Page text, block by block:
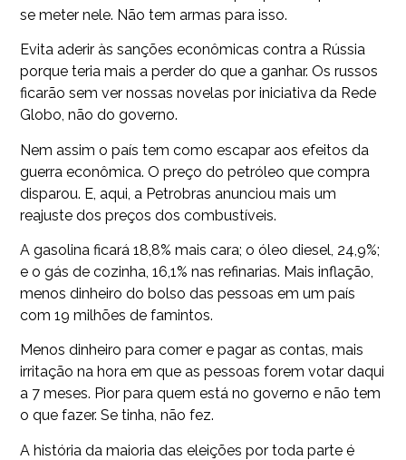
se meter nele. Não tem armas para isso.
Evita aderir às sanções econômicas contra a Rússia
porque teria mais a perder do que a ganhar. Os russos
ficarão sem ver nossas novelas por iniciativa da Rede
Globo, não do governo.
Nem assim o país tem como escapar aos efeitos da
guerra econômica. O preço do petróleo que compra
disparou. E, aqui, a Petrobras anunciou mais um
reajuste dos preços dos combustíveis.
A gasolina ficará 18,8% mais cara; o óleo diesel, 24,9%;
e o gás de cozinha, 16,1% nas refinarias. Mais inflação,
menos dinheiro do bolso das pessoas em um país
com 19 milhões de famintos.
Menos dinheiro para comer e pagar as contas, mais
irritação na hora em que as pessoas forem votar daqui
a 7 meses. Pior para quem está no governo e não tem
o que fazer. Se tinha, não fez.
A história da maioria das eleições por toda parte é